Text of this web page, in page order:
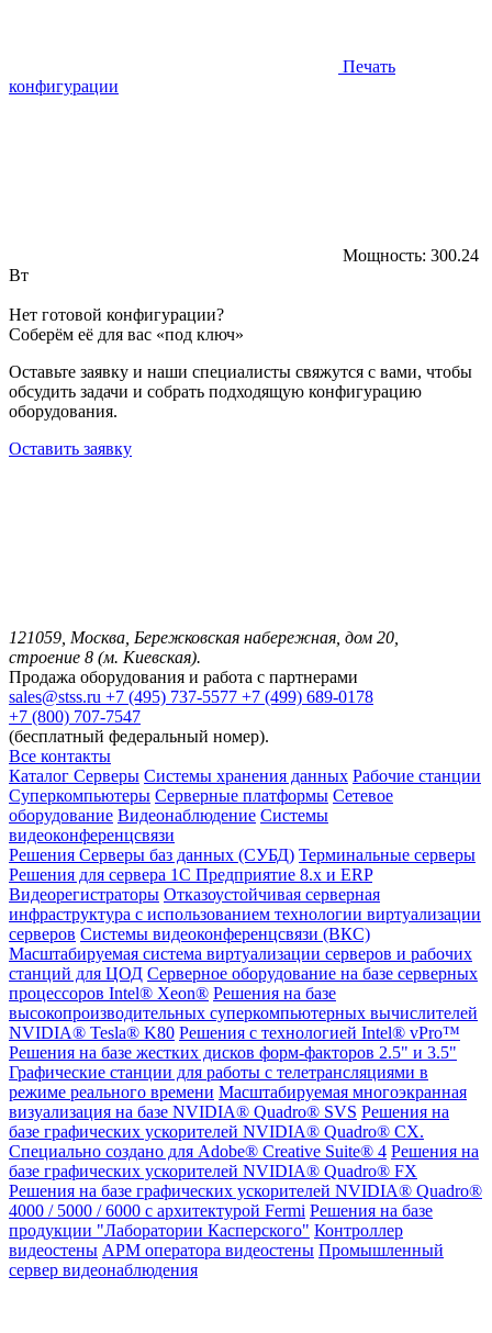
Печать
конфигурации
Мощность: 300.24
Вт
Нет готовой конфигурации?
Соберём её для вас «под ключ»
Оставьте заявку и наши специалисты свяжутся с вами, чтобы
обсудить задачи и собрать подходящую конфигурацию
оборудования.
Оставить заявку
121059, Москва, Бережковская набережная, дом 20,
строение 8 (м. Киевская).
Продажа оборудования и работа с партнерами
sales@stss.ru +7 (495) 737-5577 +7 (499) 689-0178
+7 (800) 707-7547
(бесплатный федеральный номер).
Все контакты
Каталог Серверы Системы хранения данных Рабочие станции
Суперкомпьютеры Серверные платформы Сетевое
оборудование Видеонаблюдение Системы
видеоконференцсвязи
Решения Серверы баз данных (СУБД) Терминальные серверы
Решения для сервера 1С Предприятие 8.x и ERP
Видеорегистраторы Отказоустойчивая серверная
инфраструктура с использованием технологии виртуализации
серверов Системы видеоконференцсвязи (ВКС)
Масштабируемая система виртуализации серверов и рабочих
станций для ЦОД Серверное оборудование на базе серверных
процессоров Intel® Xeon® Решения на базе
высокопроизводительных суперкомпьютерных вычислителей
NVIDIA® Tesla® K80 Решения с технологией Intel® vPro™
Решения на базе жестких дисков форм-факторов 2.5" и 3.5"
Графические станции для работы с телетрансляциями в
режиме реального времени Масштабируемая многоэкранная
визуализация на базе NVIDIA® Quadro® SVS Решения на
базе графических ускорителей NVIDIA® Quadro® CX.
Специально создано для Adobe® Creative Suite® 4 Решения на
базе графических ускорителей NVIDIA® Quadro® FX
Решения на базе графических ускорителей NVIDIA® Quadro®
4000 / 5000 / 6000 с архитектурой Fermi Решения на базе
продукции "Лаборатории Касперского" Контроллер
видеостены АРМ оператора видеостены Промышленный
сервер видеонаблюдения